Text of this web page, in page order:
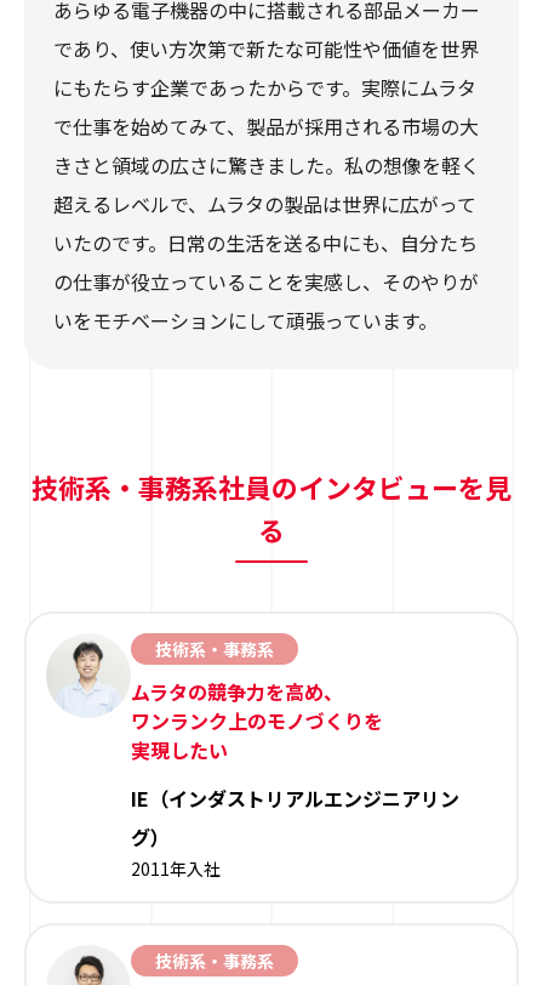
あらゆる電子機器の中に搭載される部品メーカー
であり、使い方次第で新たな可能性や価値を世界
にもたらす企業であったからです。実際にムラタ
で仕事を始めてみて、製品が採用される市場の大
きさと領域の広さに驚きました。私の想像を軽く
超えるレベルで、ムラタの製品は世界に広がって
いたのです。日常の生活を送る中にも、自分たち
の仕事が役立っていることを実感し、そのやりが
いをモチベーションにして頑張っています。
技術系・事務系社員のインタビューを見
る
技術系・事務系
ムラタの競争力を高め、
ワンランク上のモノづくりを
実現したい
IE（インダストリアルエンジニアリン
グ）
2011年入社
技術系・事務系